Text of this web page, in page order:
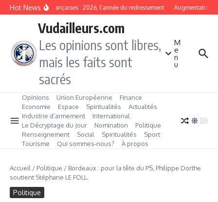
Aller au contenu
Hot News
Banques françaises : 2026, l’année du redressement Augmentation
Vudailleurs.com
Les opinions sont libres,
mais les faits sont
sacrés
M
e
n
u
Opinions Union Européenne
Finance
Economie
Espace Spiritualités
Actualités
Industrie d’armement
International
Le Décryptage du Jour
Nomination
Politique
Renseignement
Social Spiritualités
Sport
Tourisme
Qui sommes‑nous? À propos
Accueil / Politique / Bordeaux : pour la tête du PS, Philippe Dorthe
soutient Stéphane LE FOLL.
Politique